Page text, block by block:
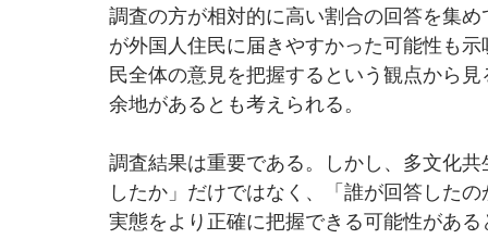
調査の方が相対的に高い割合の回答を集
が外国人住民に届きやすかった可能性も
民全体の意見を把握するという観点から
余地があるとも考えられる。
調査結果は重要である。しかし、多文化
したか」だけではなく、「誰が回答した
実態をより正確に把握できる可能性があ